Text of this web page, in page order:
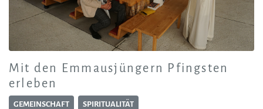
Mit den Emmausjüngern Pfingsten
erleben
GEMEINSCHAFT SPIRITUALITÄT